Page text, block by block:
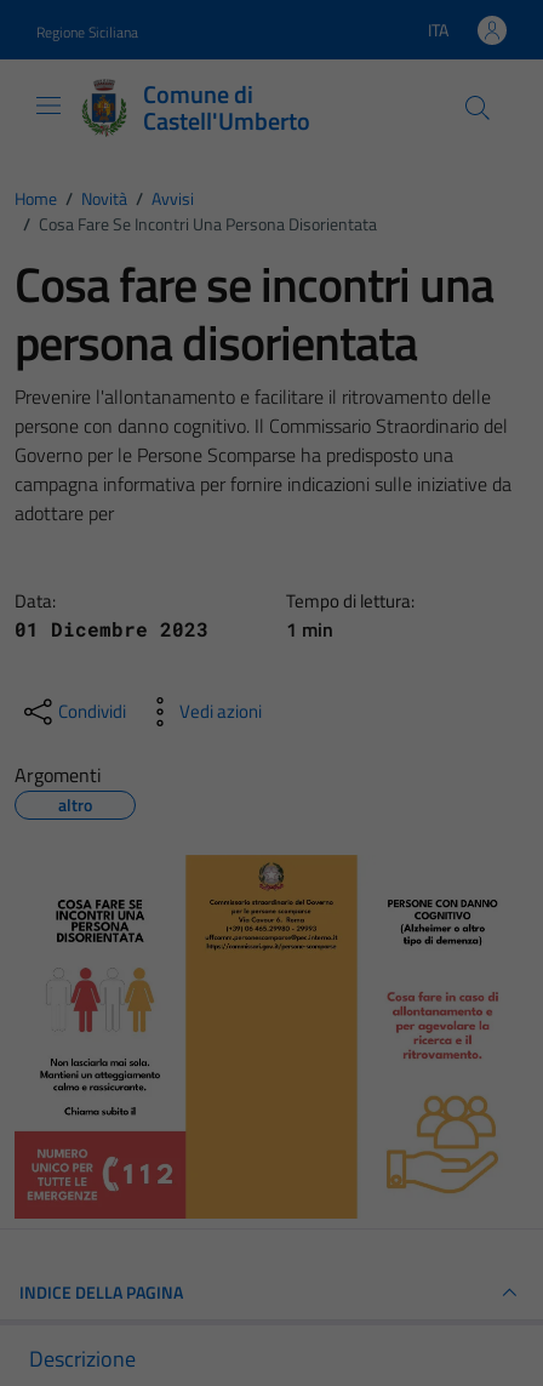
Regione Siciliana Lingua attiva:
ITA
Comune di
Castell'Umberto
Home / Novità / Avvisi
/ Cosa Fare Se Incontri Una Persona Disorientata
Cosa fare se incontri una
persona disorientata
Prevenire l'allontanamento e facilitare il ritrovamento delle
persone con danno cognitivo. Il Commissario Straordinario del
Governo per le Persone Scomparse ha predisposto una
campagna informativa per fornire indicazioni sulle iniziative da
adottare per
Data:
01 Dicembre 2023
Tempo di lettura:
1 min
Condividi Vedi azioni
Argomenti
altro
INDICE DELLA PAGINA
Descrizione